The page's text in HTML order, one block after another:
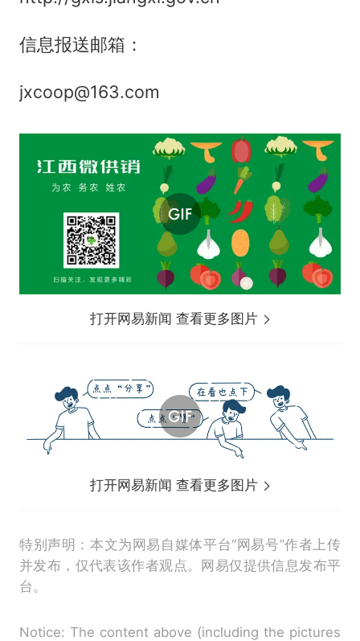
信息报送邮箱：
jxcoop@163.com
打开网易新闻 查看更多图片
打开网易新闻 查看更多图片
特别声明：本文为网易自媒体平台“网易号”作者上传
并发布，仅代表该作者观点。网易仅提供信息发布平
台。
Notice: The content above (including the pictures